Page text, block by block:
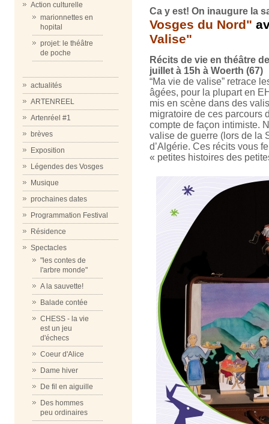
Action culturelle
marionnettes en
hopital
projet: le théâtre
de poche
actualités
ARTENREEL
Artenréel #1
brèves
Exposition
Légendes des Vosges
Musique
prochaines dates
Programmation Festival
Résidence
Spectacles
"les contes de
l'arbre monde"
A la sauvette!
Balade contée
CHESS - la vie
est un jeu
d'échecs
Coeur d'Alice
Dame hiver
De fil en aiguille
Des hommes
peu ordinaires
Ca y est! On inaugure la
Vosges du Nord"
Valise"
Récits de vie en théâtre
juillet à 15h à Woerth (67)
“Ma vie de valise” retrace
âgées, pour la plupart en
mis en scène dans des
migratoire de ces parcours
compte de façon intimiste.
valise de guerre (lors de la
d’Algérie. Ces récits vous
« petites histoires des